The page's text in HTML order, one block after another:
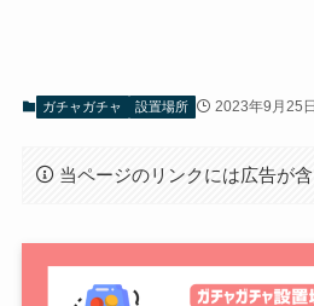
ガチャガチャ 設置場所 2023年9月25日
当ページのリンクには広告が含